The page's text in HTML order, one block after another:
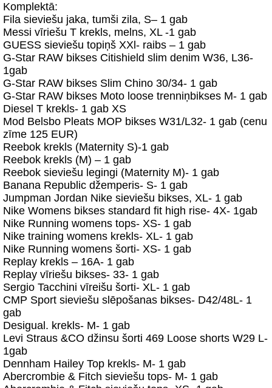
Komplektā:
Fila sieviešu jaka, tumši zila, S– 1 gab
Messi vīriešu T krekls, melns, XL -1 gab
GUESS sieviešu topiņš XXl- raibs – 1 gab
G-Star RAW bikses Citishield slim denim W36, L36-
1gab
G-Star RAW bikses Slim Chino 30/34- 1 gab
G-Star RAW bikses Moto loose trenniņbikses M- 1 gab
Diesel T krekls- 1 gab XS
Mod Belsbo Pleats MOP bikses W31/L32- 1 gab (cenu
zīme 125 EUR)
Reebok krekls (Maternity S)-1 gab
Reebok krekls (M) – 1 gab
Reebok sieviešu legingi (Maternity M)- 1 gab
Banana Republic džemperis- S- 1 gab
Jumpman Jordan Nike sieviešu bikses, XL- 1 gab
Nike Womens bikses standard fit high rise- 4X- 1gab
Nike Running womens tops- XS- 1 gab
Nike training womens krekls- XL- 1 gab
Nike Running womens šorti- XS- 1 gab
Replay krekls – 16A- 1 gab
Replay vīriešu bikses- 33- 1 gab
Sergio Tacchini vīreišu šorti- XL- 1 gab
CMP Sport sieviešu slēpošanas bikses- D42/48L- 1
gab
Desigual. krekls- M- 1 gab
Levi Straus &CO džinsu šorti 469 Loose shorts W29 L-
1gab
Dennham Hailey Top krekls- M- 1 gab
Abercrombie & Fitch sieviešu tops- M- 1 gab